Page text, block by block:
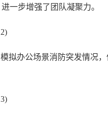
一步增强了团队凝聚力。
拟办公场景消防突发情况，